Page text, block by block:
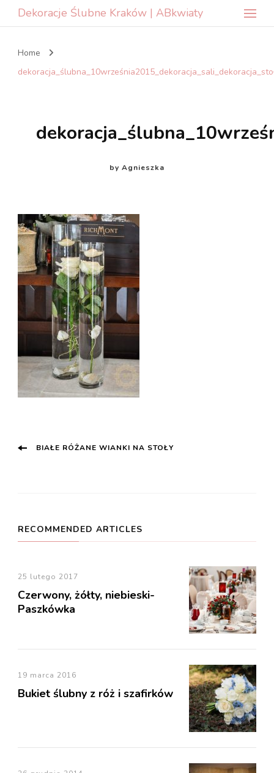
Dekoracje Ślubne Kraków | ABkwiaty
Home
by Agnieszka
Post
BIAŁE RÓŻANE WIANKI NA STOŁY
RECOMMENDED ARTICLES
25 lutego 2017
Czerwony, żółty, niebieski-
Paszkówka
19 marca 2016
Bukiet ślubny z róż i szafirków